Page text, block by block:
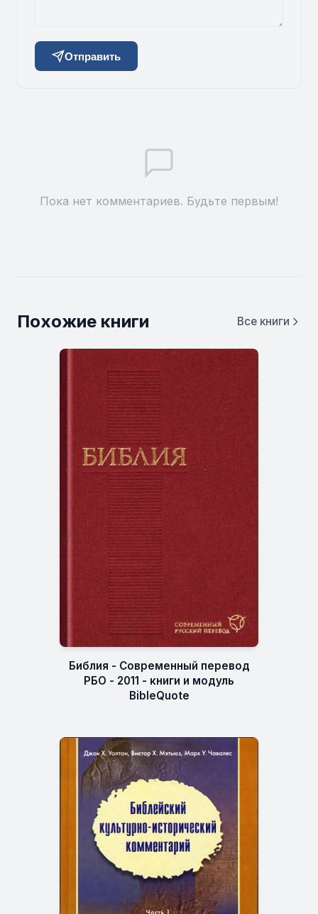
Отправить
Пока нет комментариев. Будьте первым!
Похожие книги Все книги
Библия - Современный перевод
РБО - 2011 - книги и модуль
BibleQuote